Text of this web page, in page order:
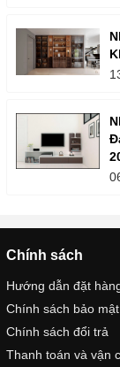
Chính sách
Hướng dẫn đặt
Chính sách bảo mật
Chính sách đổi trả
Thanh toán và vận